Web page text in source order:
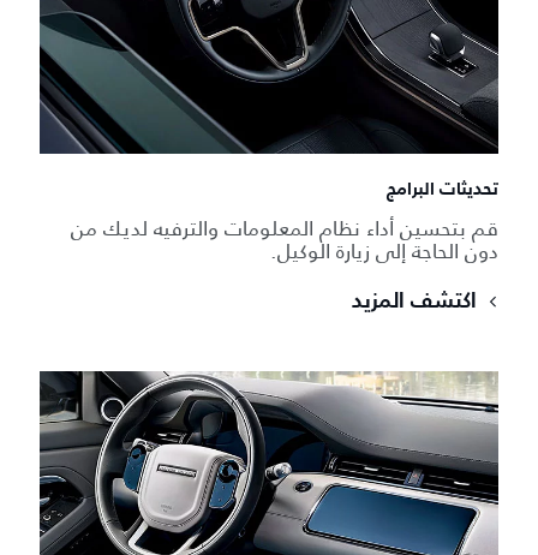
تحديثات البرامج
قم بتحسين أداء نظام المعلومات والترفيه لديك من
دون الحاجة إلى زيارة الوكيل.
اكتشف المزيد